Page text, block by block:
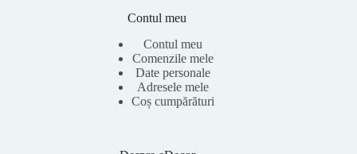
Contul meu
Contul meu
Comenzile mele
Date personale
Adresele mele
Coș cumpărături